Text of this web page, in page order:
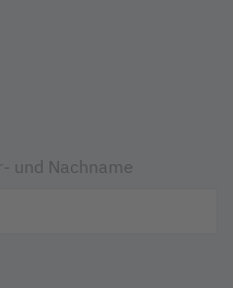
und Nachname